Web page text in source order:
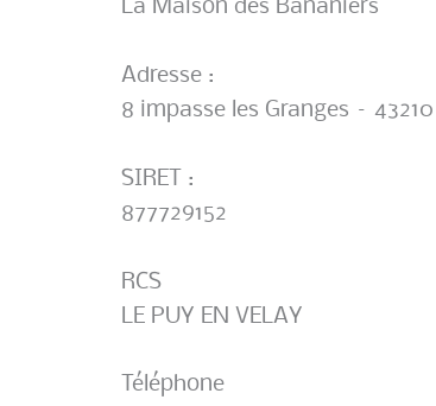
La Maison des Bananiers
Adresse :
8 impasse les Granges –
SIRET :
877729152
RCS
LE PUY EN VELAY
Téléphone